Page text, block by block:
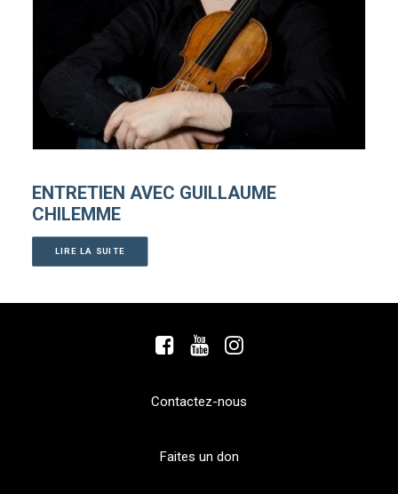
ENTRETIEN AVEC GUILLAUME
CHILEMME
LIRE LA SUITE
Contactez-nous
Faites un don